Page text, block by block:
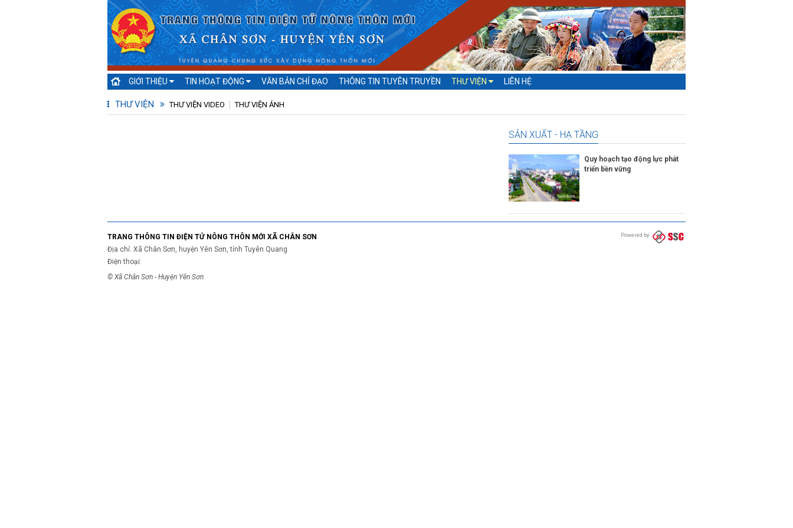
GIỚI THIỆU TIN HOẠT ĐỘNG VĂN BẢN CHỈ ĐẠO THÔNG TIN TUYÊN TRUYỀN THƯ VIỆN LIÊN HỆ
THƯ VIỆN THƯ VIỆN VIDEO THƯ VIỆN ẢNH
SẢN XUẤT - HẠ TẦNG
Quy hoạch tạo động lực phát
triển bền vững
Powered by
TRANG THÔNG TIN ĐIỆN TỬ NÔNG THÔN MỚI XÃ CHÂN SƠN
Địa chỉ: Xã Chân Sơn, huyện Yên Sơn, tỉnh Tuyên Quang
Điện thoại:
© Xã Chân Sơn - Huyện Yên Sơn